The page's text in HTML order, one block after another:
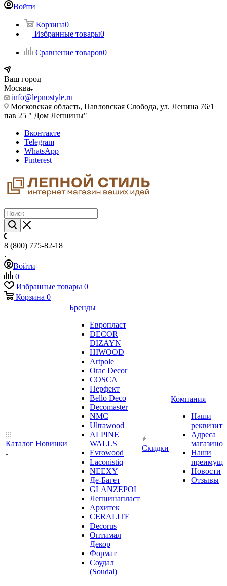
Войти
Корзина0
Избранные товары0
Сравнение товаров0
Ваш город
Москва
info@lepnostyle.ru
Московская область, Павловская Слобода, ул. Ленина 76/1
пав 25 " Дом Лепнины"
Вконтакте
Telegram
WhatsApp
Pinterest
8 (800) 775-82-18
Войти
0
Избранные товары 0
Корзина 0
Каталог Новинки
Бренды
Европласт
DECOR
DIZAYN
HIWOOD
Artpole
Orac Decor
COSCA
Перфект
Bello Deco
Decomaster
NMС
Ultrawood
ALPINE
WALLS
Evrowood
Laconistiq
NEEXY
Де-Багет
GLANZEPOL
Лепнинапласт
Архитек
CERALITE
Decorus
Оптимал
Декор
Формат
Соудал
(Soudal)
Скидки
Компания
Наши
Адреса
магазинов
Наши
Новости
Отзывы